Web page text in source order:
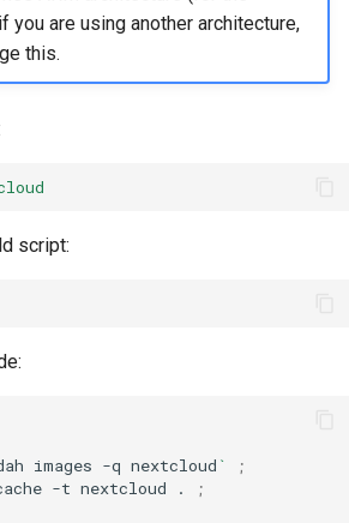
you are using another architecture,
this.
script:
images -q nextcloud `
;
-t nextcloud .
;